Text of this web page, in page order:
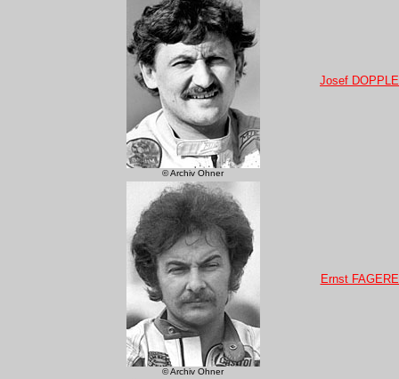
© Archiv Ohner
Josef
© Archiv Ohner
Ernst